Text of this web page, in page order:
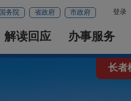
登录
国务院 省政府 市政府
解读回应 办事服务
长者